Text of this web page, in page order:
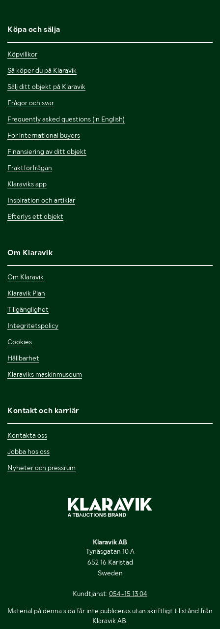
Köpa och sälja
Köpvillkor
Så köper du på Klaravik
Sälj ditt objekt på Klaravik
Frågor och svar
Frequently asked questions (in English)
For international buyers
Finansiering av ditt objekt
Fraktförfrågan
Klaraviks app
Inspiration och artiklar
Efterlys ett objekt
Om Klaravik
Om Klaravik
Klaravik Plan
Tillgänglighet
Integritetspolicy
Cookies
Hållbarhet
Klaraviks maskinmuseum
Kontakt och karriär
Kontakta oss
Jobba hos oss
Nyheter och pressrum
Klaravik AB
Tynäsgatan 10 A
652 16 Karlstad
Sweden
Kundtjänst: 054-15 13 04
Material på denna sida får inte publiceras utan skriftligt tillstånd från
Klaravik AB.